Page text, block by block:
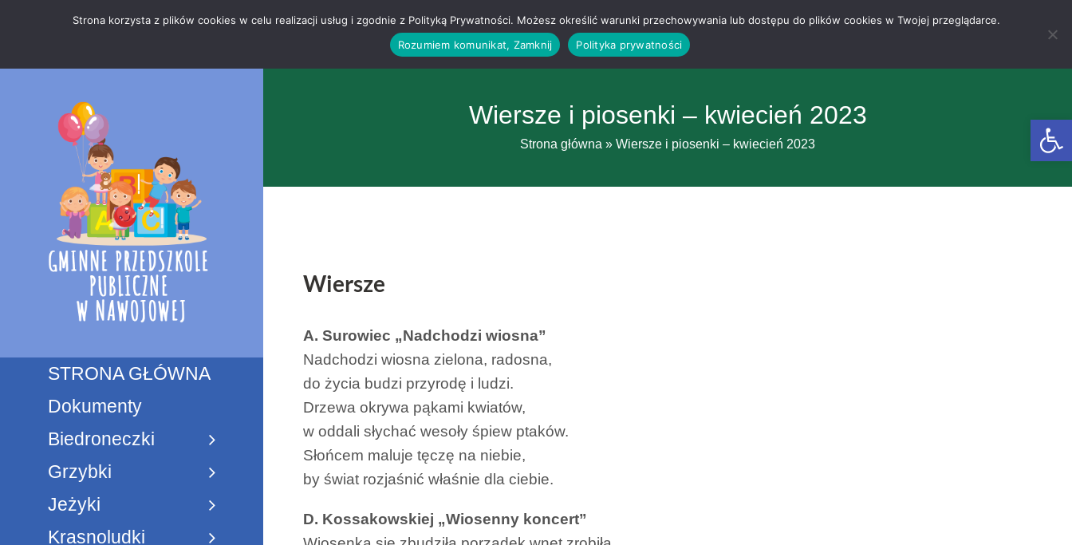
STRONA GŁÓWNA
Dokumenty
Biedroneczki
Grzybki
Jeżyki
Krasnoludki
Wiersze i piosenki – kwiecień 2023
Strona główna » Wiersze i piosenki – kwiecień 2023
Wiersze
A. Surowiec „Nadchodzi wiosna”
Nadchodzi wiosna zielona, radosna,
do życia budzi przyrodę i ludzi.
Drzewa okrywa pąkami kwiatów,
w oddali słychać wesoły śpiew ptaków.
Słońcem maluje tęczę na niebie,
by świat rozjaśnić właśnie dla ciebie.
D. Kossakowskiej „Wiosenny koncert”
Strona korzysta z plików cookies w celu realizacji usług i zgodnie z Polityką Prywatności. Możesz określić warunki przechowywania lub dostępu do plików cookies w Twojej przeglądarce.
Rozumiem komunikat, Zamknij
Polityka prywatności